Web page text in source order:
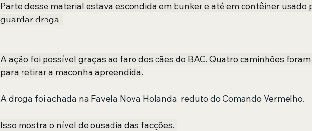
Parte desse material estava escondida em bunker e até em contêiner usado
guardar droga.
A ação foi possível graças ao faro dos cães do BAC. Quatro caminhões
para retirar a maconha apreendida.
A droga foi achada na Favela Nova Holanda, reduto do Comando Vermelho.
Isso mostra o nível de ousadia das facções.